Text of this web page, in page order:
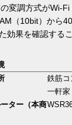
変調方式がWi-Fi
（10bit）から
効果を確認する
鉄筋コ
一軒家
ター（本商